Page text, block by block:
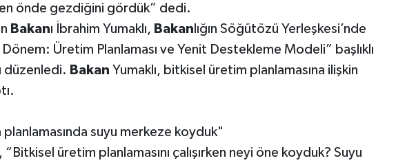
en önde gezdiğini gördük” dedi.
Bakanı İbrahim Yumaklı, Bakan lığın Söğütözü Yerleşkesi’nde
Dönem: Üretim Planlaması ve Yenit Destekleme Modeli” başlıklı
düzenledi. Bakan Yumaklı, bitkisel üretim planlamasına ilişkin
suyu merkeze koyduk"
“Bitkisel üretim planlamasını çalışırken neyi öne koyduk? Suyu